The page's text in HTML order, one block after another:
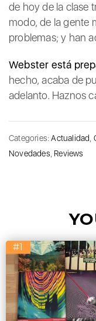
de hoy de la clase
modo, de la gente
problemas; y han
Webster está
hecho, acaba de
adelanto. Haznos
Categories:Actualidad,
Novedades, Reviews
#1